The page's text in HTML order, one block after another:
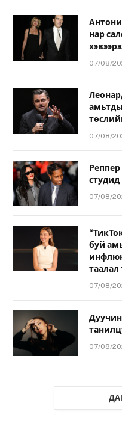
нар
07/08/
07/08/
Реппер
студид
07/08/
буй
таалал
07/08/
07/08/